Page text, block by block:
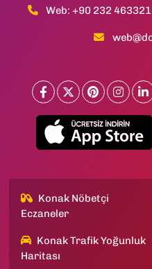
Web: +90 232
Konak Nöbetçi
Eczaneler
Konak Trafik Yoğunluk
Haritası